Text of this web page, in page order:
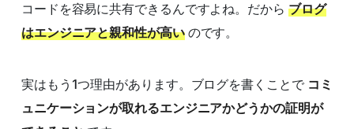
コードを容易に共有できるんですよね。だから ブログ
はエンジニアと親和性が高いのです。
実はもう1つ理由があります。ブログを書くことで コミ
ュニケーションが取れるエンジニアかどうかの証明が